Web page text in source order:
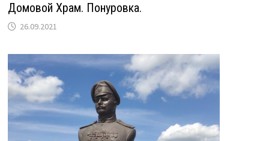
Домовой Храм. Понуровка.
26.09.2021